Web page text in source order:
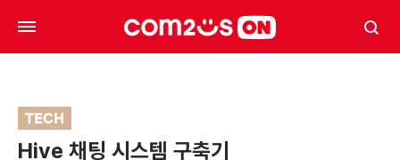
TECH
Hive 채팅 시스템 구축기